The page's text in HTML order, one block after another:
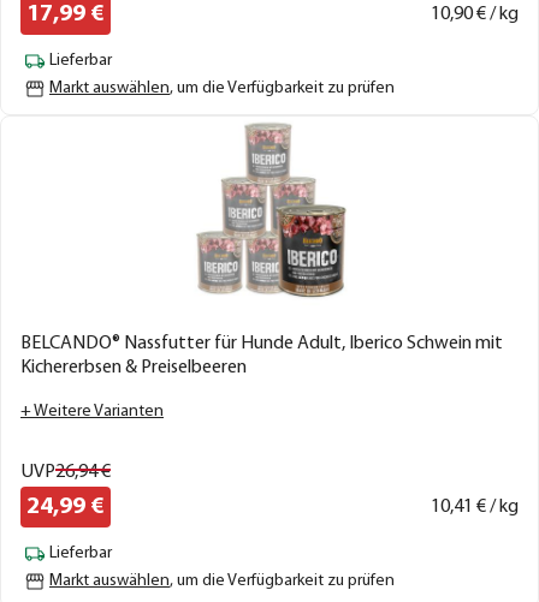
17,99 € 10,90€ / kg
Lieferbar
Markt auswählen, um die Verfügbarkeit zu prüfen
BELCANDO® Nassfutter für Hunde Adult, Iberico Schwein mit
Kichererbsen & Preiselbeeren
+ Weitere Varianten
UVP26,94€
24,99 € 10,41 € / kg
Lieferbar
Markt auswählen, um die Verfügbarkeit zu prüfen